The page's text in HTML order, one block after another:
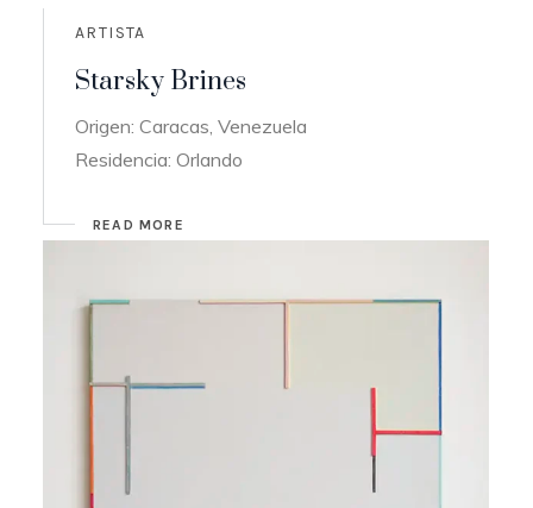
ARTISTA
Starsky Brines
Origen: Caracas, Venezuela
Residencia: Orlando
READ MORE